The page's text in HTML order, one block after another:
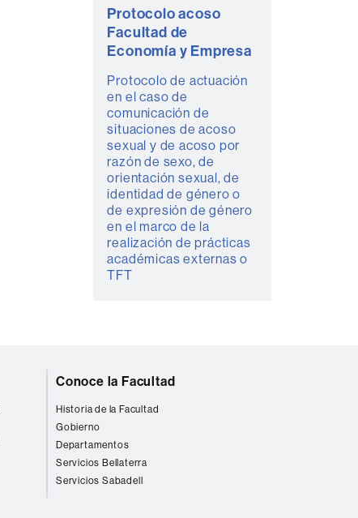
Protocolo acoso
Facultad de
Economía y Empresa
Protocolo de actuación
en el caso de
comunicación de
situaciones de acoso
sexual y de acoso por
razón de sexo, de
orientación sexual, de
identidad de género o
de expresión de género
en el marco de la
realización de prácticas
académicas externas o
TFT
Conoce la Facultad
Historia de la Facultad
Gobierno
Departamentos
Servicios Bellaterra
Servicios Sabadell